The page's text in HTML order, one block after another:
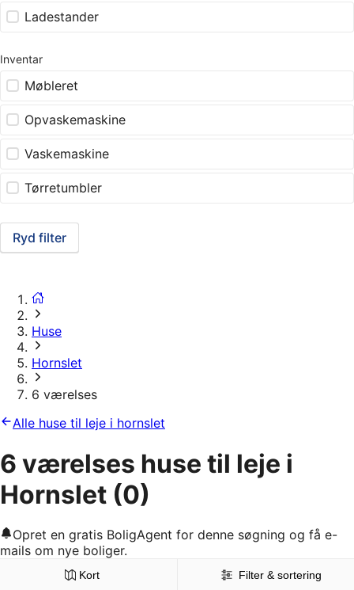
Ladestander
Inventar
Møbleret
Opvaskemaskine
Vaskemaskine
Tørretumbler
Ryd filter
Huse
Hornslet
6 værelses
Alle huse til leje i hornslet
6 værelses huse til leje i
Hornslet (0)
Opret en gratis BoligAgent for denne søgning og få e-
mails om nye boliger.
Kort Filter & sortering